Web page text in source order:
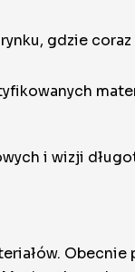
gdzie
i wizji
Obecnie